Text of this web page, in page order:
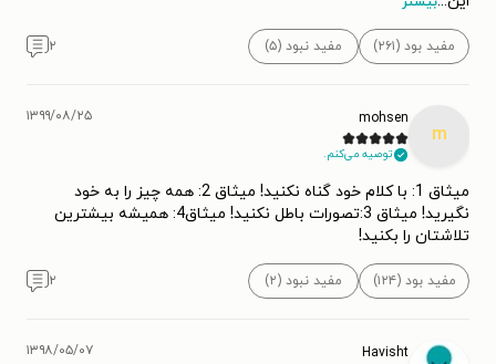
مفید بود (۲۶۱) مفید نبود (۵) ۲
m
mohsen
توصیه می‌کنم.
۱۳۹۹/۰۸/۲۵
میثاق 1: با کلام خود گناه نکنید! میثاق 2: همه چیز را به خود
نگیرید! میثاق 3:تصورات باطل نکنید! میثاق4: همیشه بیشترین
تلاشتان را بکنید!
مفید بود (۱۲۴) مفید نبود (۲) ۲
Havisht ۱۳۹۸/۰۵/۰۷